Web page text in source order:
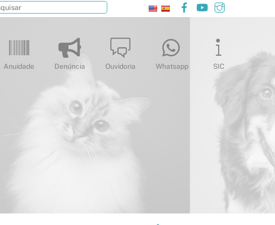
Facebook
YouTube
Anuidade Denúncia Ouvidoria Whatsapp SIC